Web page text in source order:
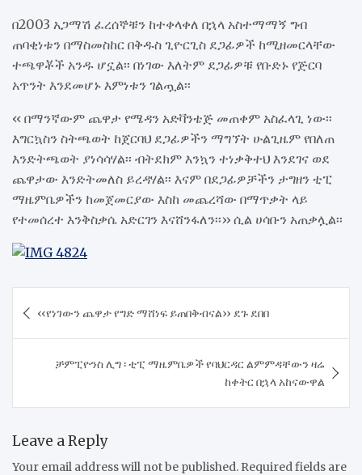
በ2003 አጋማሽ ፈረሰኞቹን ከተቀላቀለ በኋላ አስተማማኝ ግብ
ጠባቂነቱን በማስመስከር በቅዱስ ጊዮርጊስ ደጋፊዎች ከሚዘመርላቸው
ተጫዋቾች አንዱ ሆኗል፡፡ በነገው እለትም ደጋፊዎቹ የቡድኑ የጅርባ
አጥንት እንደመሆኑ እምነቱን ገልጧል፡፡
‹‹ በማንኛውም ጨዋታ የሜዳን አድቫንቴጅ መጠቀም አስፈላጊ ነው፡፡
እግርኳስን ስትጫወት ከጀርባህ ደጋፊዎችን ማግኘት ሁልጊዜም የበለጠ
እንድትጫወት ያነሳሳሃል፡፡ ብትደክም እንኳን ተነቃቅተህ እንደገና ወደ
ጨዋታው እንድትመለስ ይረዳሃል፡፡ እናም በደጋፊዎቻችን ታግዘን ቲፒ
ማዜምቤዎችን ከመጀመርያው እስከ መጨረሻው በማጥቃት ላይ
የተመሰረተ እንቅስቃሴ አድርገን እናሸንፋለን፡፡›› ሲል ሀሳቡን አጠቃሏል፡፡
navigation
‹‹የነገውን ጨዋታ የግድ ማሸነፍ ይጠበቅብናል›› ደጉ ደበበ
ቻምፒዮንስ ሊግ ፡ ቲፒ ማዜምቤዎች የባህርዳር ልምምዳቸውን ዛሬ
ከቀትር በኋላ አከናውዋል
Leave a Reply
Your email address will not be published. Required fields are